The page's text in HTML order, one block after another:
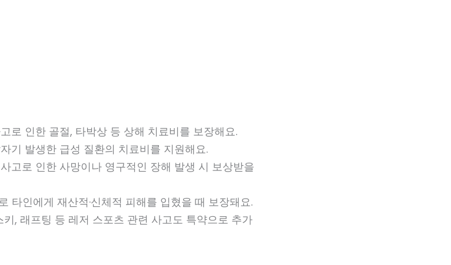
로 인한 골절, 타박상 등 상해 치료비를 보장해요.
기 발생한 급성 질환의 치료비를 지원해요.
고로 인한 사망이나 영구적인 장해 발생 시 보상받을
타인에게 재산적·신체적 피해를 입혔을 때 보장돼요.
키, 래프팅 등 레저 스포츠 관련 사고도 특약으로 추가